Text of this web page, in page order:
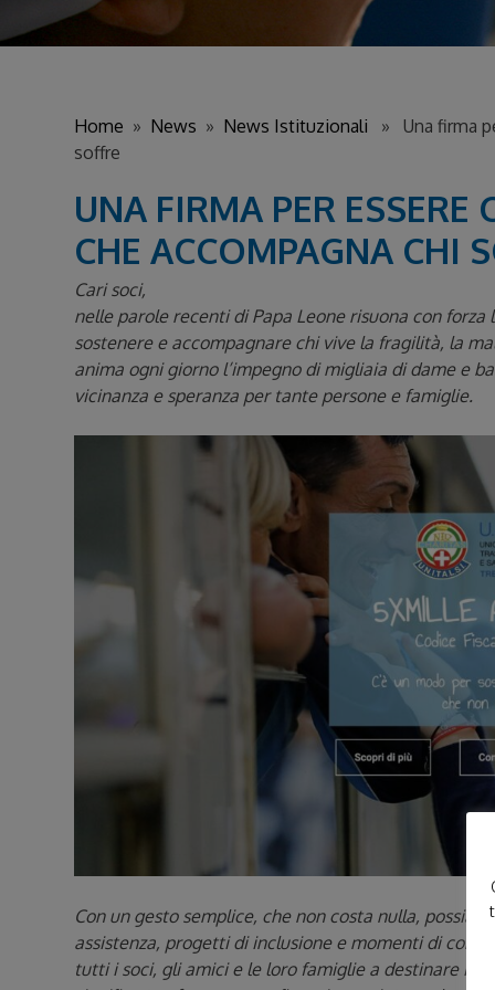
Home » News » News Istituzionali » Una firma
soffre
UNA FIRMA PER
CHE ACCOMPAGNA CHI
Cari soci,
nelle parole recenti di Papa Leone risuona con
sostenere e accompagnare chi vive la fragilità, la
anima ogni giorno l’impegno di migliaia di dame e
vicinanza e speranza per tante persone e famiglie.
Con un gesto semplice, che non costa nulla,
assistenza, progetti di inclusione e momenti di
tutti i soci, gli amici e le loro famiglie a destinare il